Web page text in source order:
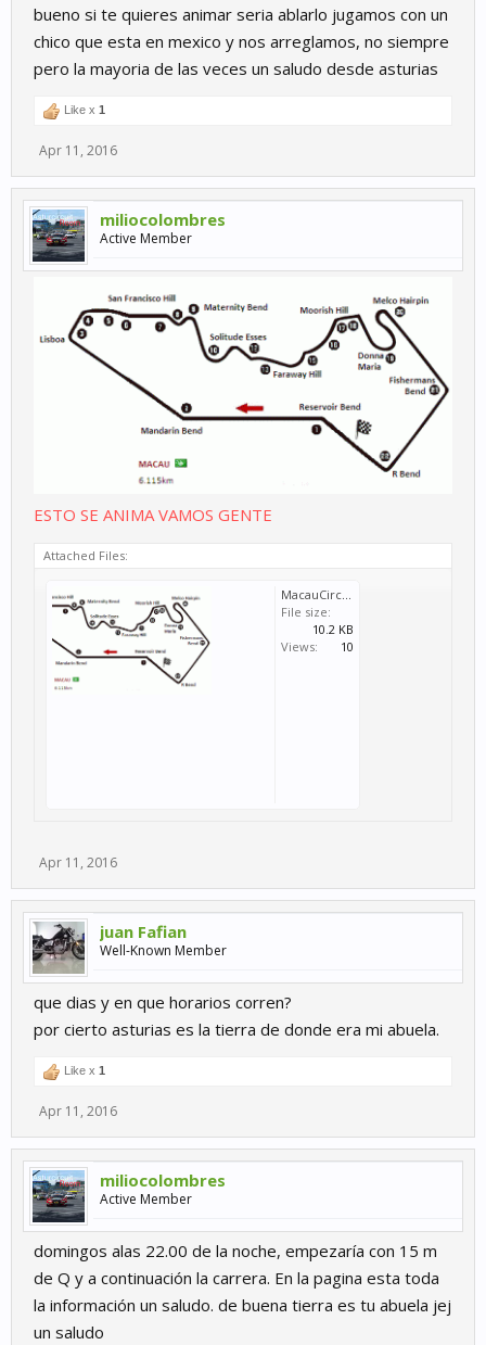
bueno si te quieres animar seria ablarlo jugamos con un
chico que esta en mexico y nos arreglamos, no siempre
pero la mayoria de las veces un saludo desde asturias
Like x 1
Apr 11, 2016
miliocolombres
Active Member
ESTO SE ANIMA VAMOS GENTE
Attached Files:
File size:
10.2 KB
Views:
10
Apr 11, 2016
juan Fafian
Well-Known Member
que dias y en que horarios corren?
por cierto asturias es la tierra de donde era mi abuela.
Like x 1
Apr 11, 2016
miliocolombres
Active Member
domingos alas 22.00 de la noche, empezaría con 15 m
de Q y a continuación la carrera. En la pagina esta toda
la información un saludo. de buena tierra es tu abuela jej
un saludo